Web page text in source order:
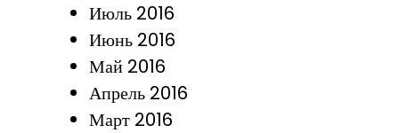
Июль 2016
Июнь 2016
Май 2016
Апрель 2016
Март 2016